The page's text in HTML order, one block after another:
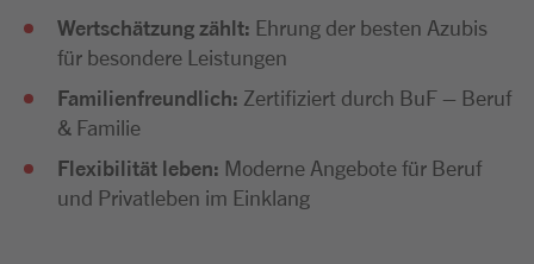
Wertschätzung zählt: Ehrung der besten Azubis
für besondere Leistungen
Familienfreundlich: Zertifiziert durch BuF – Beruf
& Familie
Flexibilität leben: Moderne Angebote für Beruf
und Privatleben im Einklang